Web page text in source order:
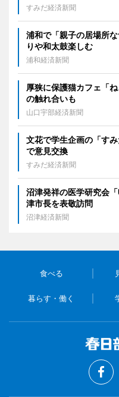
すみだ経済新聞
浦和で「親子の居場所
りや和太鼓楽しむ
浦和経済新聞
厚狭に保護猫カフェ「
の触れ合いも
山口宇部経済新聞
文花で学生企画の「す
で意見交換
すみだ経済新聞
沼津発祥の医学研究会
津市長を表敬訪問
沼津経済新聞
食べる
暮らす・働く